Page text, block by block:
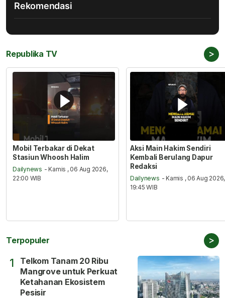
Rekomendasi
Republika TV >
Mobil Terbakar di Dekat
Stasiun Whoosh Halim
Dailynews - Kamis , 06 Aug 2026,
22:00 WIB
Aksi Main Hakim Sendiri
Kembali Berulang Dapur
Redaksi
Dailynews - Kamis , 06 Aug 2026,
19:45 WIB
Terpopuler >
1
Telkom Tanam 20 Ribu
Mangrove untuk Perkuat
Ketahanan Ekosistem
Pesisir